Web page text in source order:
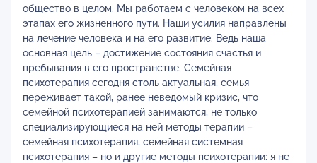
общество в целом. Мы работаем с человеком на всех
этапах его жизненного пути. Наши усилия направлены
на лечение человека и на его развитие. Ведь наша
основная цель – достижение состояния счастья и
пребывания в его пространстве. Семейная
психотерапия сегодня столь актуальная, семья
переживает такой, ранее неведомый кризис, что
семейной психотерапией занимаются, не только
специализирующиеся на ней методы терапии –
семейная психотерапия, семейная системная
психотерапия – но и другие методы психотерапии: я не